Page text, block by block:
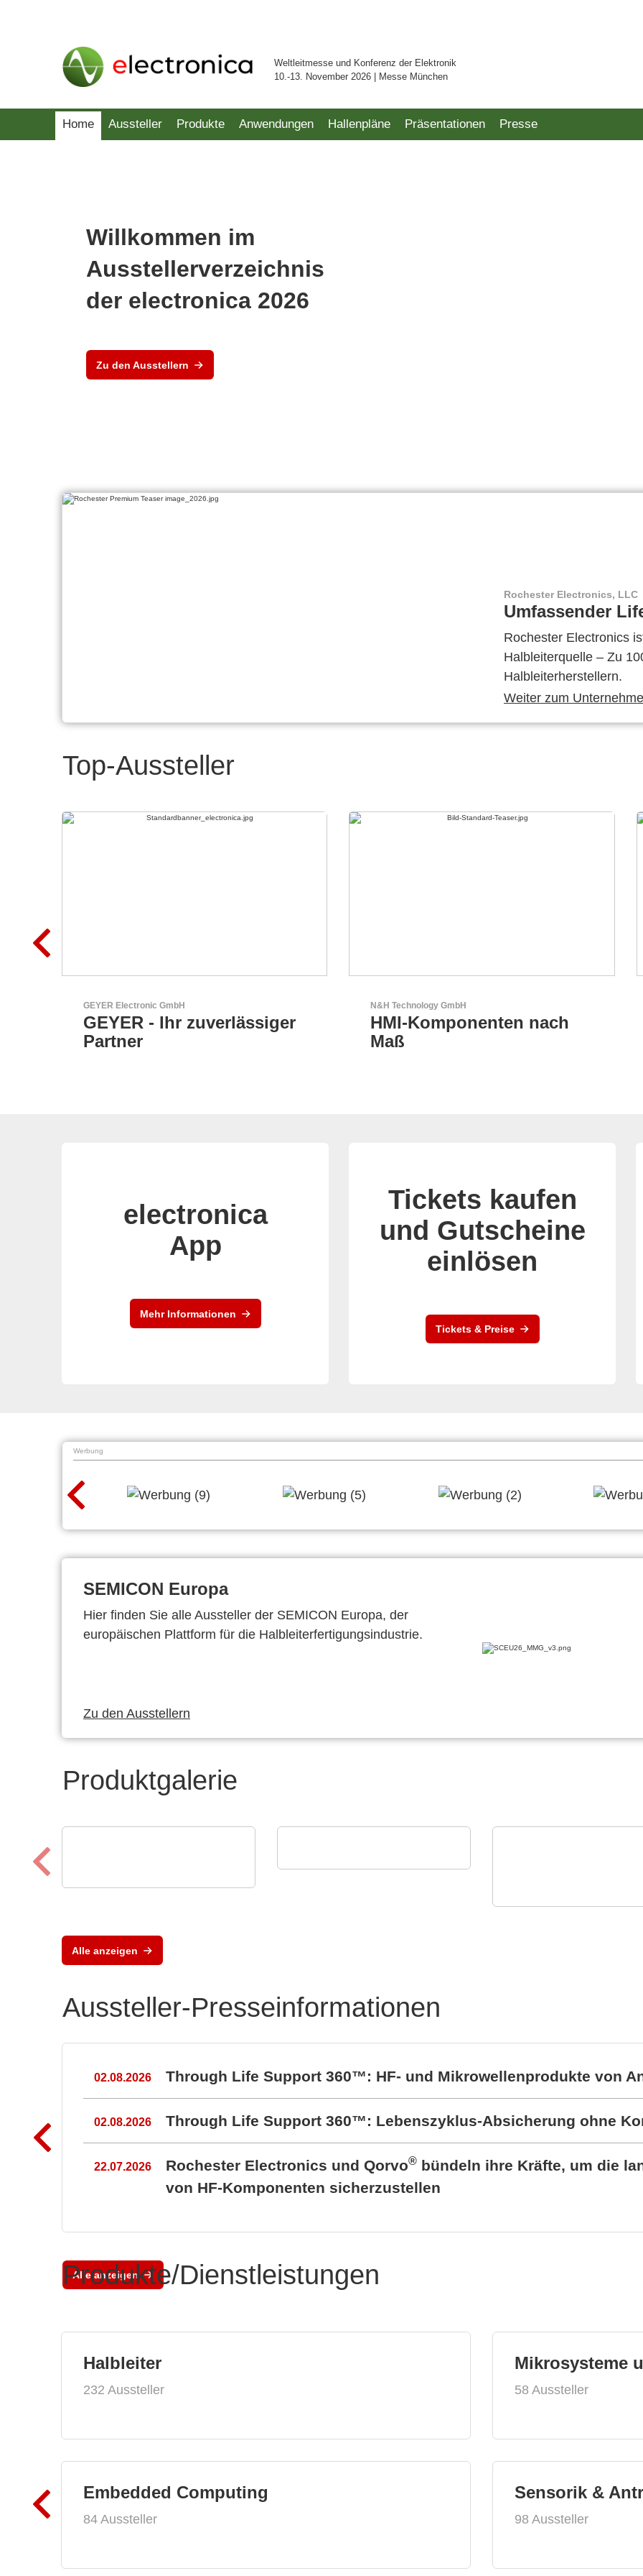
Weltleitmesse und Konferenz der Elektronik
10.-13. November 2026 | Messe München
Home Aussteller Produkte Anwendungen Hallenpläne Präsentationen Presse
Willkommen im
Ausstellerverzeichnis
der electronica 2026
Zu den Ausstellern
Rochester Electronics, LLC
Umfassender
Rochester Electronics
Halbleiterquelle – Zu
Halbleiterherstellern.
Weiter zum
Top-Aussteller
N&H Technology GmbH
HMI-Komponenten nach
Maß
RECOM Power GmbH
AC/DC- & DC/DC-Wandler
electronica
App
Mehr Informationen
Tickets kaufen
und Gutscheine
einlösen
Tickets & Preise
Werbung
SEMICON Europa
Hier finden Sie alle Aussteller der SEMICON Europa, der
europäischen Plattform für die Halbleiterfertigungsindustrie.
Zu den Ausstellern
Produktgalerie
Alle anzeigen
Aussteller-Presseinformationen
02.08.2026 Through Life Support 360™: HF- und Mikrowellenprodukte von
02.08.2026 Through Life Support 360™: Lebenszyklus-Absicherung ohne
22.07.2026 Rochester Electronics und Qorvo® bündeln ihre Kräfte, um die
von HF-Komponenten sicherzustellen
Alle anzeigen
Produkte/Dienstleistungen
Halbleiter
232 Aussteller
Embedded Computing
84 Aussteller
Mikrosysteme
58 Aussteller
Sensorik &
98 Aussteller